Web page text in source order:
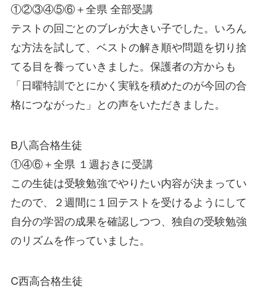
①②③④⑤⑥＋全県 全部受講
テストの回ごとのブレが大きい子でした。いろん
な方法を試して、ベストの解き順や問題を切り捨
てる目を養っていきました。保護者の方からも
「日曜特訓でとにかく実戦を積めたのが今回の合
格につながった」との声をいただきました。
B八高合格生徒
①④⑥＋全県 １週おきに受講
この生徒は受験勉強でやりたい内容が決まってい
たので、２週間に１回テストを受けるようにして
自分の学習の成果を確認しつつ、独自の受験勉強
のリズムを作っていました。
C西高合格生徒